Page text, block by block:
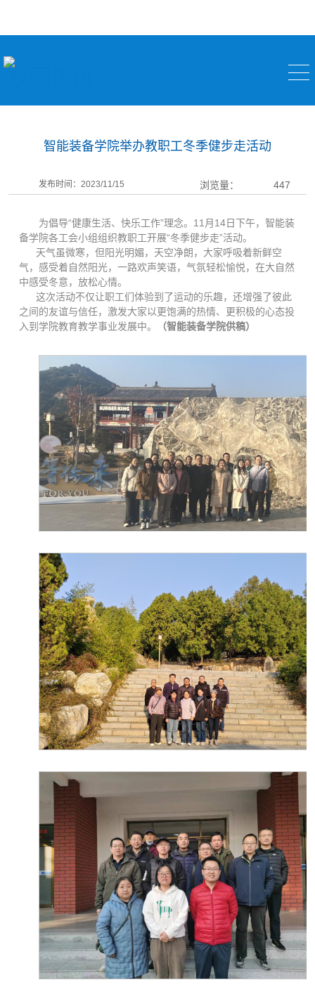
智能装备学院举办教职工冬季健步走活动
发布时间：2023/11/15 浏览量： 447
为倡导“健康生活、快乐工作”理念。11月14日下午，智能装
备学院各工会小组组织教职工开展“冬季健步走”活动。
天气虽微寒，但阳光明媚，天空净朗，大家呼吸着新鲜空
气，感受着自然阳光，一路欢声笑语，气氛轻松愉悦，在大自然
中感受冬意，放松心情。
这次活动不仅让职工们体验到了运动的乐趣，还增强了彼此
之间的友谊与信任，激发大家以更饱满的热情、更积极的心态投
入到学院教育教学事业发展中。
（智能装备学院供稿）